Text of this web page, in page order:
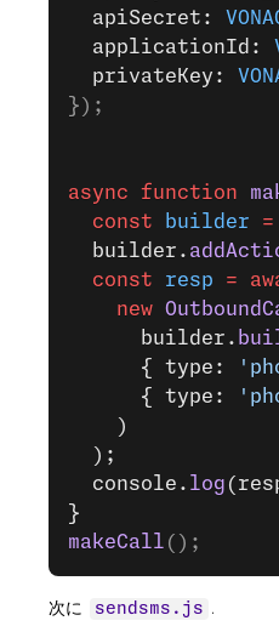
  apiSecret:
  applicationId:
  privateKey:
});
async function
  const
builder =
  builder.
  const
resp =
    new
      builder.
      { type:
      { type:
    )
  );
  console.
log
}
makeCall ();
次に sendsms.js .